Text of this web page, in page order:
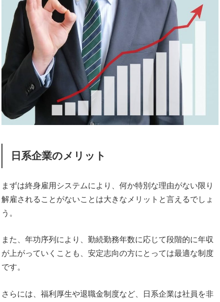
日系企業のメリット
まずは終身雇用システムにより、何か特別な理由がない限り
解雇されることがないことは大きなメリットと言えるでしょ
う。
また、年功序列により、勤続勤務年数に応じて段階的に年収
が上がっていくことも、安定志向の方にとっては最適な制度
です。
さらには、福利厚生や退職金制度など、日系企業は社員を非